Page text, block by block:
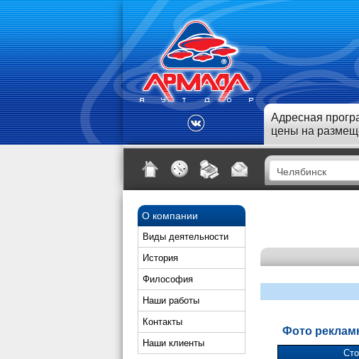
Адресная
цены на
О компании
Виды деятельности
История
Философия
Наши работы
Контакты
Наши клиенты
Фото